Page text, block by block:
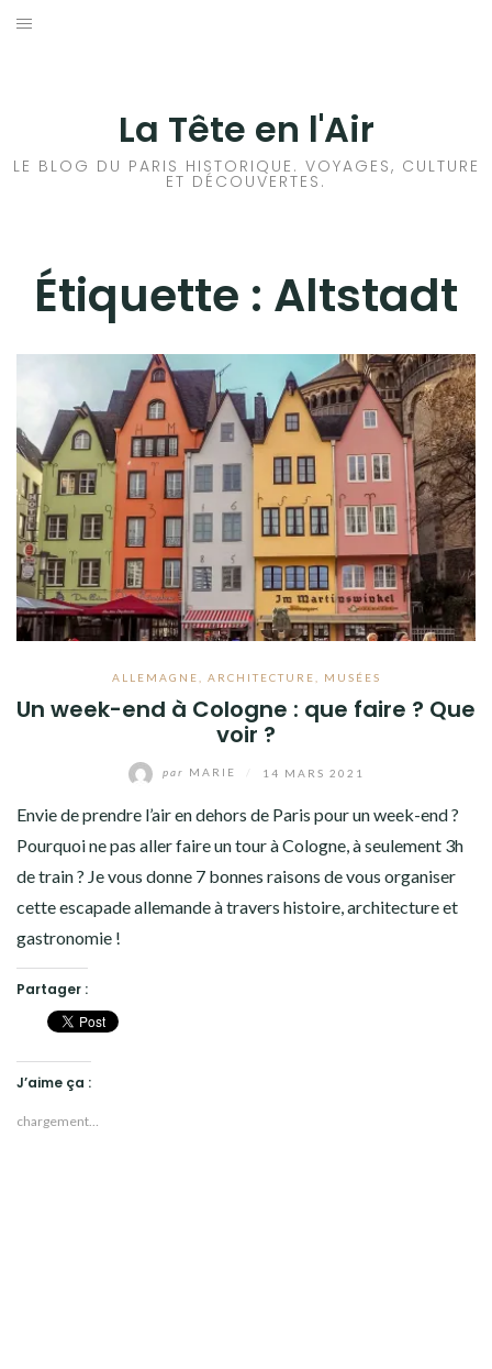
Aller
La Tête en l'Air
LE BLOG DU PARIS HISTORIQUE. VOYAGES, CULTURE
ET DÉCOUVERTES.
Étiquette : Altstadt
ALLEMAGNE ARCHITECTURE MUSÉES
Un week-end à Cologne : que faire ? Que
voir ?
par MARIE 14 MARS 2021
Envie de prendre l’air en dehors de Paris pour un week-end ?
Pourquoi ne pas aller faire un tour à Cologne, à seulement 3h
de train ? Je vous donne 7 bonnes raisons de vous organiser
cette escapade allemande à travers histoire, architecture et
gastronomie !
Partager :
J’aime ça :
chargement…
HISTOIRES EN ILE DE FRANCE
VOYAGES À L’ÉTRANGER